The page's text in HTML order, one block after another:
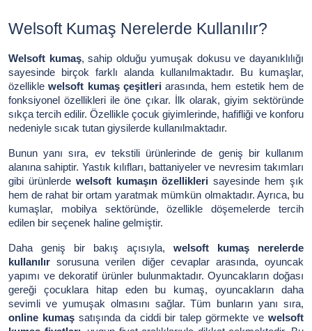
Welsoft Kumaş Nerelerde Kullanılır?
Welsoft kumaş, sahip olduğu yumuşak dokusu ve dayanıklılığı
sayesinde birçok farklı alanda kullanılmaktadır. Bu kumaşlar,
özelliklewelsoft kumaş çeşitleriarasında, hem estetik hem de
fonksiyonel özellikleri ile öne çıkar. İlk olarak, giyim sektöründe
sıkça tercih edilir. Özellikle çocuk giyimlerinde, hafifliği ve konforu
nedeniyle sıcak tutan giysilerde kullanılmaktadır.
Bunun yanı sıra, ev tekstili ürünlerinde de geniş bir kullanım
alanına sahiptir. Yastık kılıfları, battaniyeler ve nevresim takımları
gibi ürünlerde welsoft kumaşın özellikleri sayesinde hem şık
hem de rahat bir ortam yaratmak mümkün olmaktadır. Ayrıca, bu
kumaşlar, mobilya sektöründe, özellikle döşemelerde tercih
edilen bir seçenek haline gelmiştir.
Daha geniş bir bakış açısıyla, welsoft kumaş nerelerde
kullanılır sorusuna verilen diğer cevaplar arasında, oyuncak
yapımı ve dekoratif ürünler bulunmaktadır. Oyuncakların doğası
gereği çocuklara hitap eden bu kumaş, oyuncakların daha
sevimli ve yumuşak olmasını sağlar. Tüm bunların yanı sıra,
online kumaşsatışında da ciddi bir talep görmekte vewelsoft